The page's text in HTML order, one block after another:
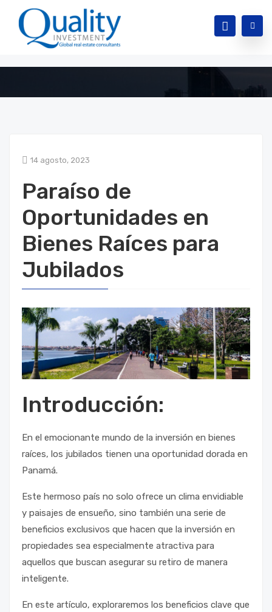
14 agosto, 2023
Paraíso de
Oportunidades en
Bienes Raíces para
Jubilados
Introducción:
En el emocionante mundo de la inversión en bienes
raíces, los jubilados tienen una oportunidad dorada en
Panamá.
Este hermoso país no solo ofrece un clima envidiable
y paisajes de ensueño, sino también una serie de
beneficios exclusivos que hacen que la inversión en
propiedades sea especialmente atractiva para
aquellos que buscan asegurar su retiro de manera
inteligente.
En este artículo, exploraremos los beneficios clave que